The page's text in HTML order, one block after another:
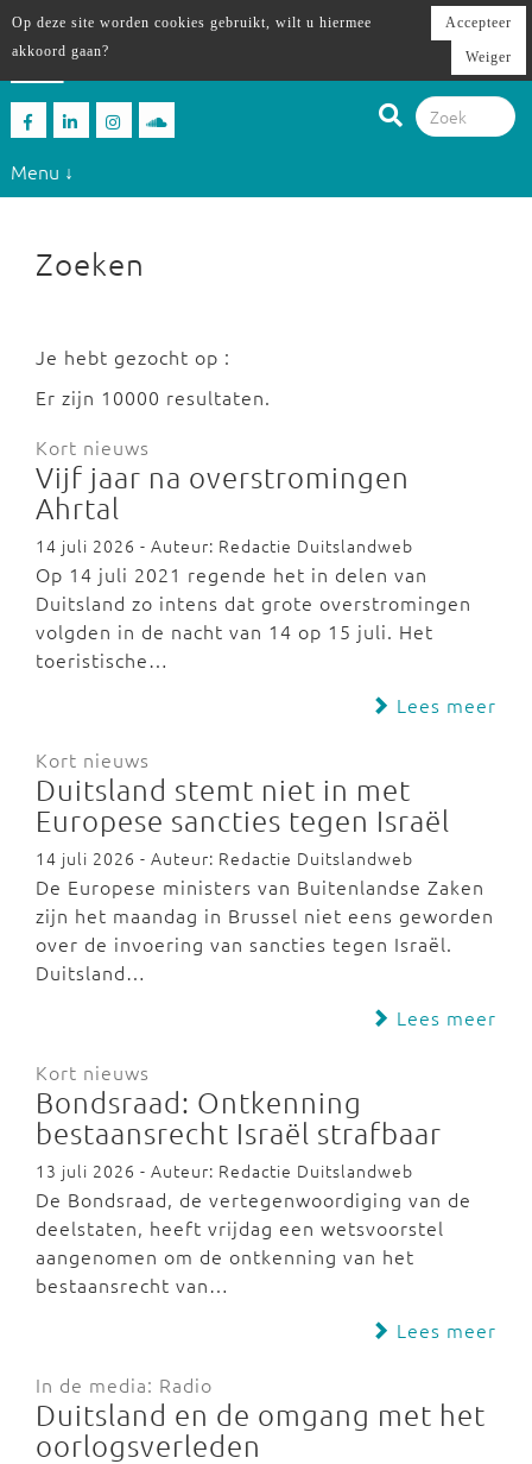
Menu ↓
Zoeken
Je hebt gezocht op :
Er zijn 10000 resultaten.
Kort nieuws
Vijf jaar na overstromingen
Ahrtal
14 juli 2026 - Auteur: Redactie Duitslandweb
Op 14 juli 2021 regende het in delen van
Duitsland zo intens dat grote overstromingen
volgden in de nacht van 14 op 15 juli. Het
toeristische…
Lees meer
Kort nieuws
Duitsland stemt niet in met
Europese sancties tegen Israël
14 juli 2026 - Auteur: Redactie Duitslandweb
De Europese ministers van Buitenlandse Zaken
zijn het maandag in Brussel niet eens geworden
over de invoering van sancties tegen Israël.
Duitsland…
Lees meer
Kort nieuws
Bondsraad: Ontkenning
bestaansrecht Israël strafbaar
13 juli 2026 - Auteur: Redactie Duitslandweb
De Bondsraad, de vertegenwoordiging van de
deelstaten, heeft vrijdag een wetsvoorstel
aangenomen om de ontkenning van het
bestaansrecht van…
Lees meer
In de media: Radio
Duitsland en de omgang met het
oorlogsverleden
Op deze site worden cookies gebruikt, wilt u hiermee
akkoord gaan?
Accepteer
Weiger